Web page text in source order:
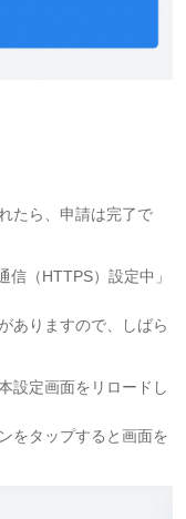
たら、申請は完了で
（HTTPS）設定中」
ありますので、しばら
設定画面をリロードし
をタップすると画面を